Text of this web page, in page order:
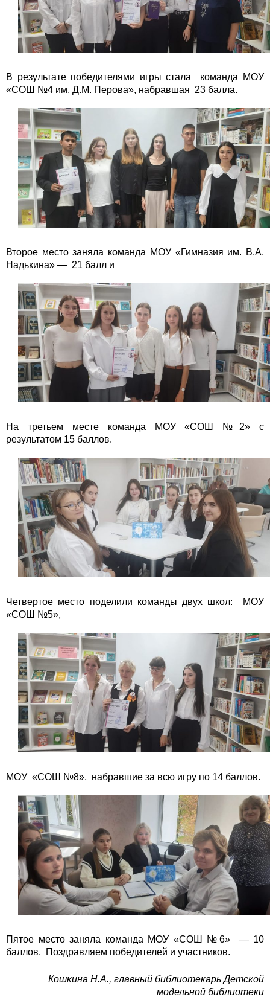
В результате победителями игры стала команда МОУ
«СОШ №4 им. Д.М. Перова», набравшая 23 балла.
Второе место заняла команда МОУ «Гимназия им. В.А.
Надькина» — 21 балл и
На третьем месте команда МОУ «СОШ №2» с
результатом 15 баллов.
Четвертое место поделили команды двух школ: МОУ
«СОШ №5»,
МОУ «СОШ №8», набравшие за всю игру по 14 баллов.
Пятое место заняла команда МОУ «СОШ №6» — 10
баллов. Поздравляем победителей и участников.
Кошкина Н.А., главный библиотекарь Детской
модельной библиотеки